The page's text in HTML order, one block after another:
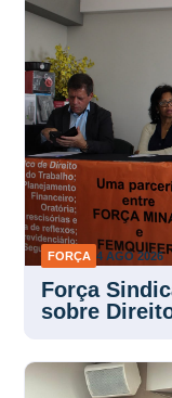
FORÇA 4 AGO 2026
Força
sobre